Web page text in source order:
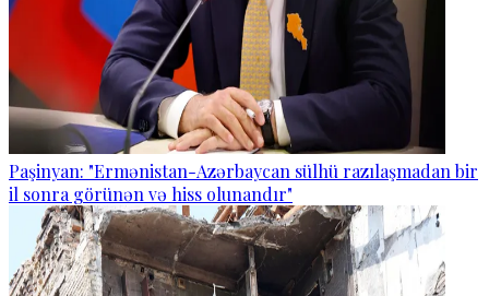
Paşinyan: "Ermənistan-Azərbaycan sülhü razılaşmadan bir
il sonra görünən və hiss olunandır"